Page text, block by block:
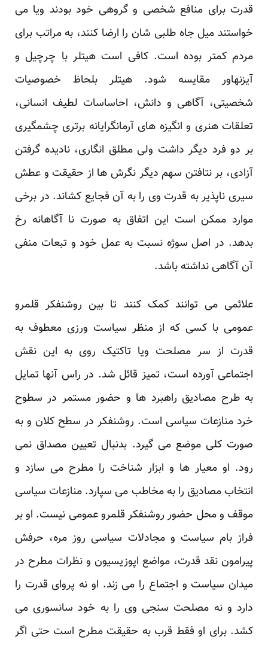
قدرت برای منافع شخصی و گروهی خود بودند ویا می
خواستند میل جاه طلبی شان را ارضا کنند، به مراتب برای
مردم کمتر بوده است. کافی است هیتلر با چرچیل و
آیزنهاور مقایسه شود. هیتلر بلحاظ خصوصیات
شخصیتی، آگاهی و دانش، احاساسات لطیف انسانی،
تعلقات هنری و انگیزه های آرمانگرایانه برتری چشمگیری
بر دو فرد دیگر داشت ولی مطلق انگاری، نادیده گرفتن
آزادی، بر نتافتن سهم دیگر نگرش ها از حقیقت و عطش
سیری ناپذیر به قدرت وی را به آن فجایع کشاند. در برخی
موارد ممکن است این اتفاق به صورت نا آگاهانه رخ
بدهد. در اصل سوژه نسبت به عمل خود و تبعات منفی
آن آگاهی نداشته باشد.
علائمی می توانند کمک کنند تا بین روشنفکر قلمرو
عمومی با کسی که از منظر سیاست ورزی معطوف به
قدرت از سر مصلحت ویا تاکتیک روی به این نقش
اجتماعی آورده است، تمیز قائل شد. در راس آنها تمایل
به طرح مصادیق راهبرد ها و حضور مستمر در سطوح
خرد منازعات سیاسی است. روشنفکر در سطح کلان و به
صورت کلی موضع می گیرد. بدنبال تعیین مصداق نمی
رود. او معیار ها و ابزار شناخت را مطرح می سازد و
انتخاب مصادیق را به مخاطب می سپارد. منازعات سیاسی
موقف و محل حضور روشنفکر قلمرو عمومی نیست. او بر
فراز بام سیاست و مجادلات سیاسی روز مره، حرفش
پیرامون نقد قدرت، مواضع اپوزیسیون و نظرات مطرح در
میدان سیاست و اجتماع را می زند. او نه پروای قدرت را
دارد و نه مصلحت سنجی وی را به خود سانسوری می
کشد. برای او فقط قرب به حقیقت مطرح است حتی اگر